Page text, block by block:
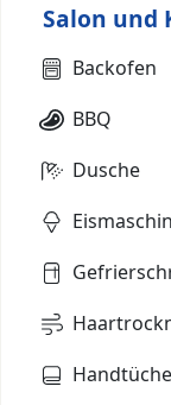
Salon und
Backofen
BBQ
Dusche